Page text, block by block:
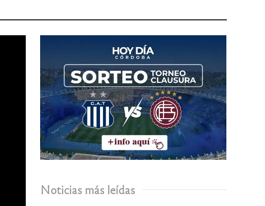
Noticias más leídas